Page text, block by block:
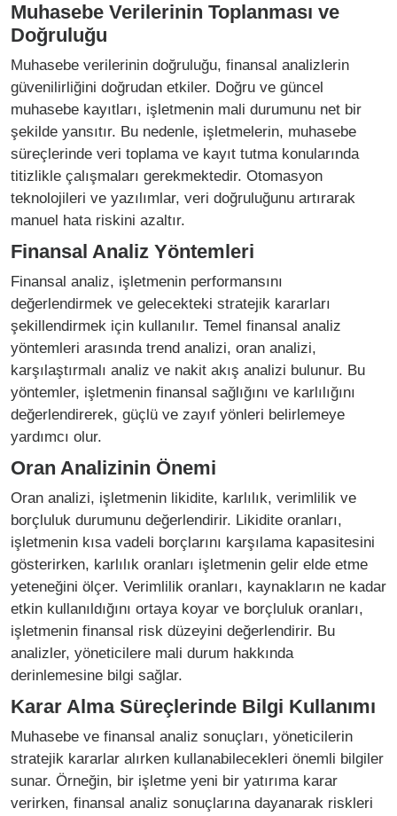
Muhasebe Verilerinin Toplanması ve
Doğruluğu
Muhasebe verilerinin doğruluğu, finansal analizlerin
güvenilirliğini doğrudan etkiler. Doğru ve güncel
muhasebe kayıtları, işletmenin mali durumunu net bir
şekilde yansıtır. Bu nedenle, işletmelerin, muhasebe
süreçlerinde veri toplama ve kayıt tutma konularında
titizlikle çalışmaları gerekmektedir. Otomasyon
teknolojileri ve yazılımlar, veri doğruluğunu artırarak
manuel hata riskini azaltır.
Finansal Analiz Yöntemleri
Finansal analiz, işletmenin performansını
değerlendirmek ve gelecekteki stratejik kararları
şekillendirmek için kullanılır. Temel finansal analiz
yöntemleri arasında trend analizi, oran analizi,
karşılaştırmalı analiz ve nakit akış analizi bulunur. Bu
yöntemler, işletmenin finansal sağlığını ve karlılığını
değerlendirerek, güçlü ve zayıf yönleri belirlemeye
yardımcı olur.
Oran Analizinin Önemi
Oran analizi, işletmenin likidite, karlılık, verimlilik ve
borçluluk durumunu değerlendirir. Likidite oranları,
işletmenin kısa vadeli borçlarını karşılama kapasitesini
gösterirken, karlılık oranları işletmenin gelir elde etme
yeteneğini ölçer. Verimlilik oranları, kaynakların ne kadar
etkin kullanıldığını ortaya koyar ve borçluluk oranları,
işletmenin finansal risk düzeyini değerlendirir. Bu
analizler, yöneticilere mali durum hakkında
derinlemesine bilgi sağlar.
Karar Alma Süreçlerinde Bilgi Kullanımı
Muhasebe ve finansal analiz sonuçları, yöneticilerin
stratejik kararlar alırken kullanabilecekleri önemli bilgiler
sunar. Örneğin, bir işletme yeni bir yatırıma karar
verirken, finansal analiz sonuçlarına dayanarak riskleri